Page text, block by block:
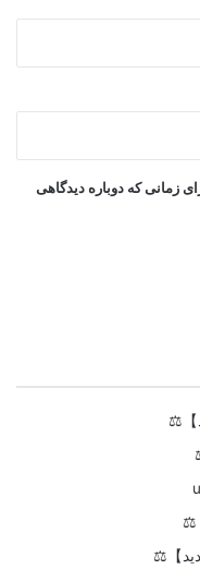
زمانی که دوباره دیدگاهی